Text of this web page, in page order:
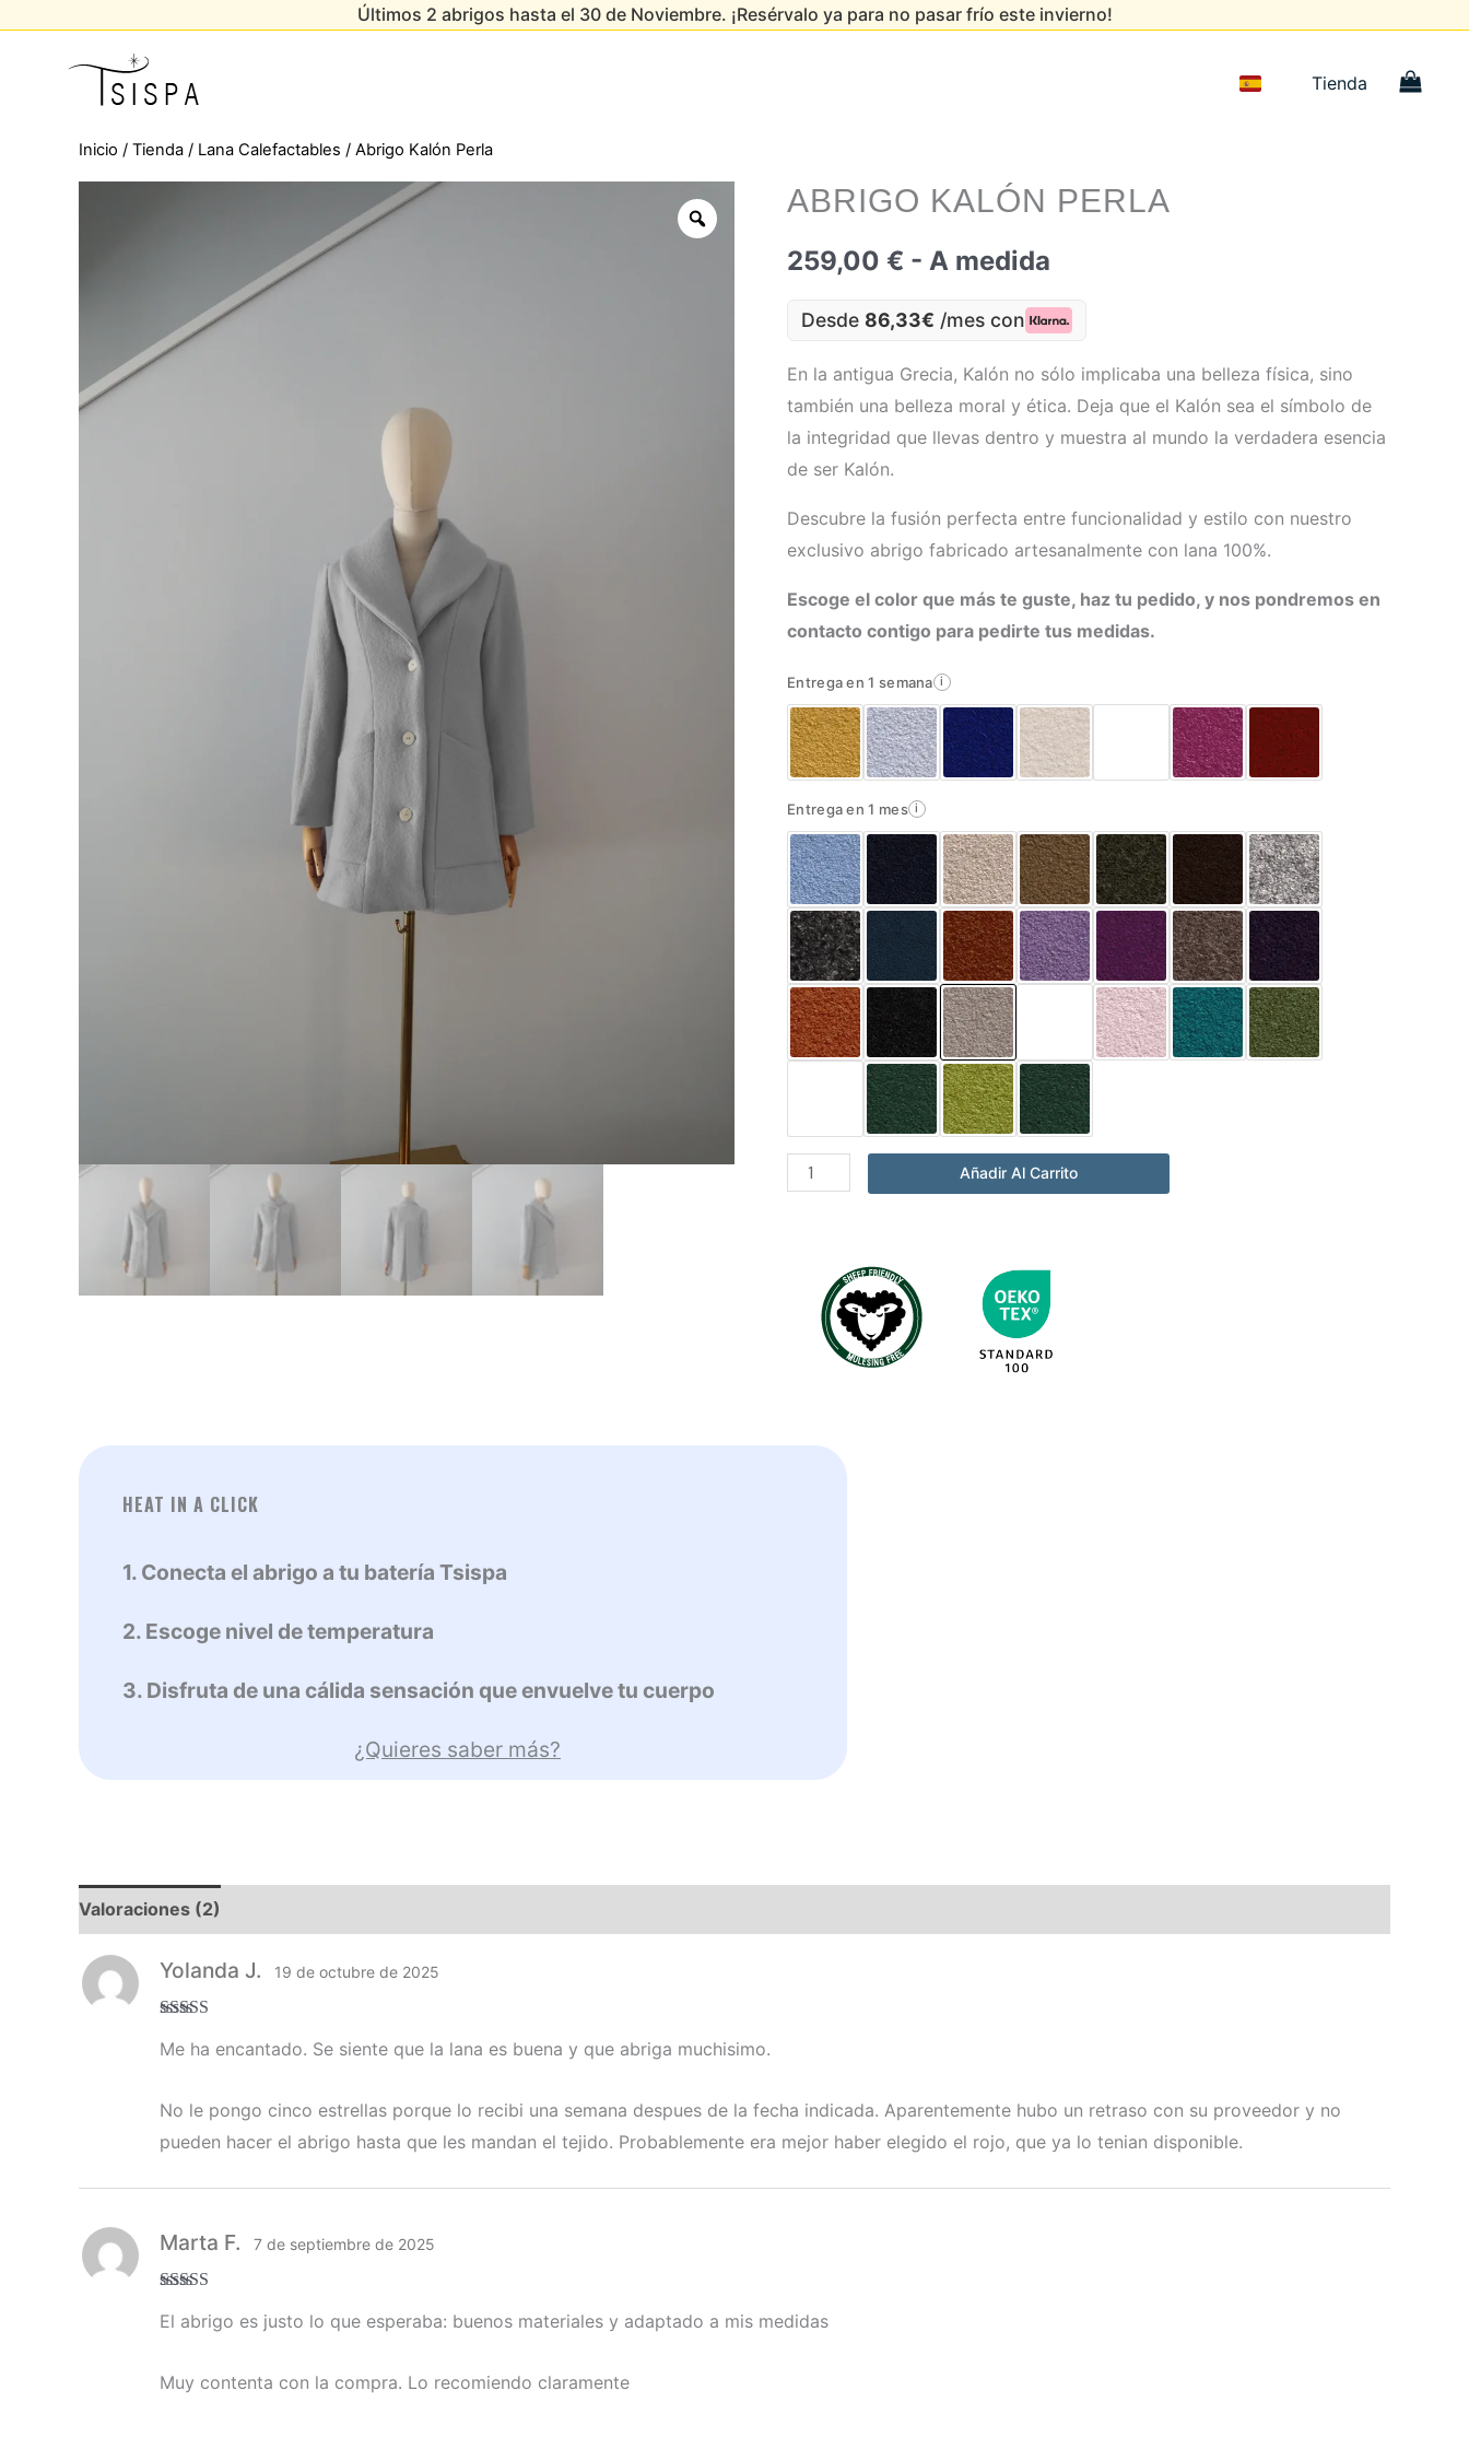
Últimos 2 abrigos hasta el 30 de Noviembre. ¡Resérvalo ya para no pasar frío este invierno!
Tienda
Inicio / Tienda / Lana Calefactables / Abrigo Kalón Perla
ABRIGO KALÓN PERLA
259,00 € - A medida
Desde 86,33€ /mes con
En la antigua Grecia, Kalón no sólo implicaba una belleza física, sino
también una belleza moral y ética. Deja que el Kalón sea el símbolo de
la integridad que llevas dentro y muestra al mundo la verdadera esencia
de ser Kalón.
Descubre la fusión perfecta entre funcionalidad y estilo con nuestro
exclusivo abrigo fabricado artesanalmente con lana 100%.
Escoge el color que más te guste, haz tu pedido, y nos pondremos en
contacto contigo para pedirte tus medidas.
Entrega en 1 semana i
Entrega en 1 mes i
Abrigo
Kalón
Añadir Al Carrito
HEAT IN A CLICK
1. Conecta el abrigo a tu batería Tsispa
2. Escoge nivel de temperatura
3. Disfruta de una cálida sensación que envuelve tu cuerpo
¿Quieres saber más?
Valoraciones (2)
con 4de 5
Yolanda J. 19 de octubre de 2025
Me ha encantado. Se siente que la lana es buena y que abriga muchisimo.
No le pongo cinco estrellas porque lo recibi una semana despues de la fecha indicada. Aparentemente hubo un retraso con su proveedor y no
pueden hacer el abrigo hasta que les mandan el tejido. Probablemente era mejor haber elegido el rojo, que ya lo tenian disponible.
5de 5
Marta F. 7 de septiembre de 2025
El abrigo es justo lo que esperaba: buenos materiales y adaptado a mis medidas
Muy contenta con la compra. Lo recomiendo claramente